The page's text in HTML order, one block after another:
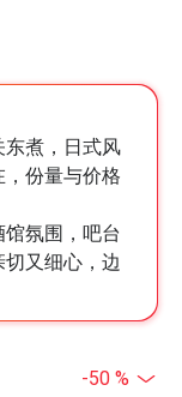
煮，日式风
份量与价格
氛围，吧台
又细心，边
-50 %